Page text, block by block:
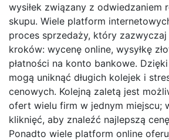
wysiłek związany z odwiedzaniem
skupu. Wiele platform
proces sprzedaży, który
kroków: wycenę online, wysyłkę
płatności na konto bankowe.
mogą uniknąć długich kolejek i
cenowych. Kolejną zaletą jest
ofert wielu firm w jednym miejscu;
kliknięć, aby znaleźć najlepszą
Ponadto wiele platform online